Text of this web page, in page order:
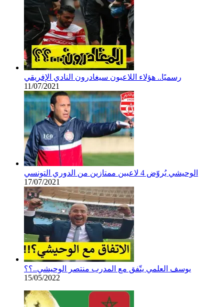
رسميًا.. هؤلاء اللاعبون سيغادرون النادي الإفريقي
11/07/2021
الوحيشي يُروّض 4 لاعبين ممتازين من الدوري التونسي
17/07/2021
يوسف العلمي يتّفق مع المدرب منتصر الوحيشي..؟؟
15/05/2022